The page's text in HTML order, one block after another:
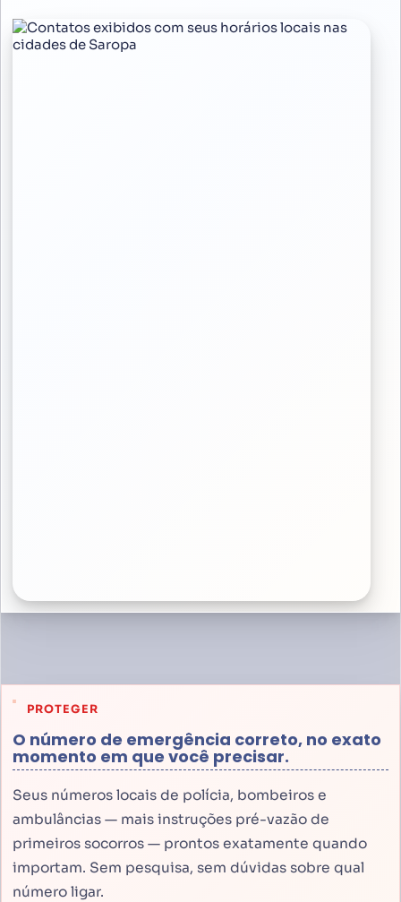
PROTEGER
O número de emergência correto, no exato
momento em que você precisar.
Seus números locais de polícia, bombeiros e
ambulâncias — mais instruções pré-vazão de
primeiros socorros — prontos exatamente quando
importam. Sem pesquisa, sem dúvidas sobre qual
número ligar.